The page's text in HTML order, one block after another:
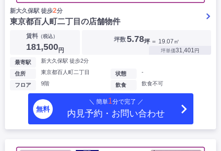
新大久保駅 徒歩2分
東京都百人町二丁目の店舗物件
賃料（税込）
181,500円
坪数5.78坪 ＝ 19.07㎡
坪単価31,401円
最寄駅 新大久保駅 徒歩2分
住所 東京都百人町二丁目
フロア 9階
状態 -
飲食 飲食不可
無料
＼ 簡単1分で完了 ／
内見予約・お問い合わせ